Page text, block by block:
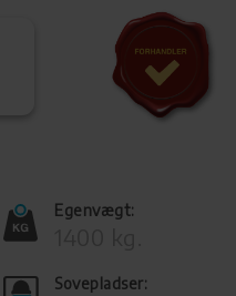
Egenvægt:
Sovepladser: